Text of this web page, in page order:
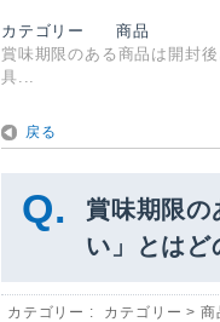
カテゴリー
商品
賞味期限のある商品は開封
具...
戻る
賞味期限の
い」とはど
カテゴリー : カテゴリー > 商